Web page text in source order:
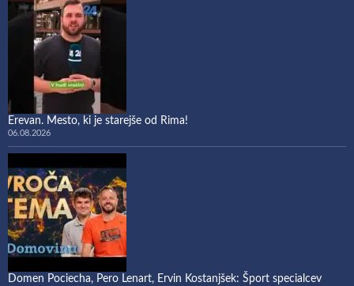
Erevan. Mesto, ki je starejše od Rima!
06.08.2026
Domen Pociecha, Pero Lenart, Ervin Kostanjšek: Šport specialcev